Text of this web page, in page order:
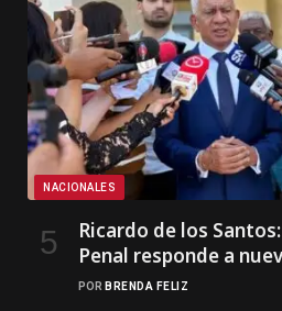
NACIONALES
Ricardo de los
Penal responde a
POR BRENDA FELIZ